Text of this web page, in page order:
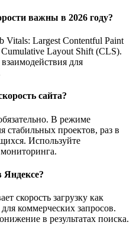
важны в 2026 году?
Largest Contentful Paint
Layout Shift (CLS).
для
сайта?
В режиме
стабильных проектов, раз в
Используйте
Яндексе?
скорость загрузку как
коммерческих запросов.
в результатах поиска.